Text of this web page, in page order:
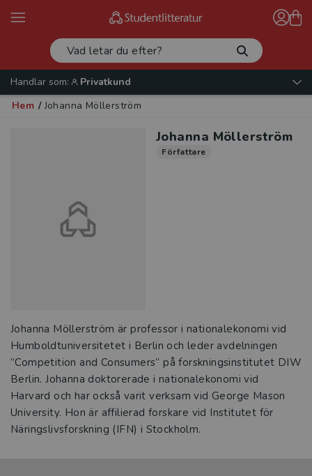
Handlar som:
Privatkund
Hem / Johanna Möllerström
Johanna Möllerström
Författare
Johanna Möllerström är professor i nationalekonomi vid
Humboldt­universitetet i Berlin och leder avdelningen
”Competition and Consumers” på forskningsinstitutet DIW
Berlin. Johanna doktorerade i nationalekonomi vid
Harvard och har också varit verksam vid George Mason
University. Hon är affilierad forskare vid Institutet för
Näringslivsforskning (IFN) i Stockholm.